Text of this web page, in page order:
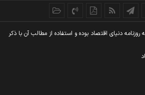
دنيای اقتصاد بوده و استفاده از مطالب آن با ذکر